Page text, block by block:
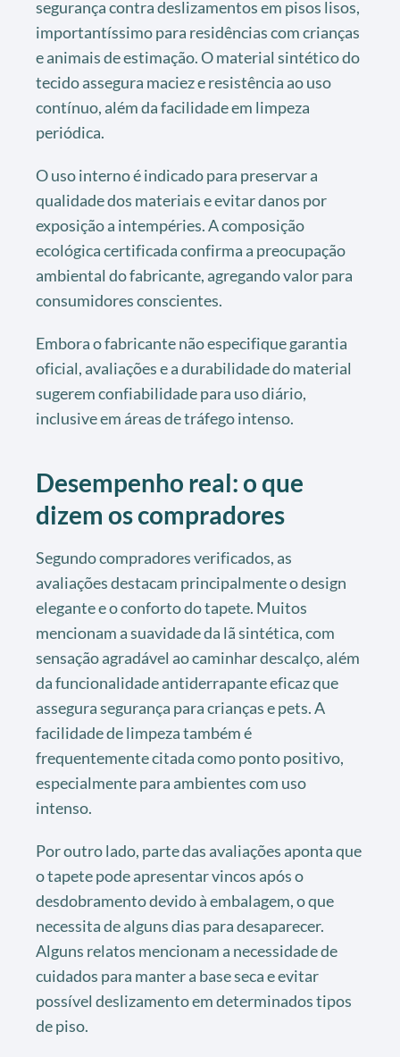
segurança contra deslizamentos em pisos lisos,
importantíssimo para residências com crianças
e animais de estimação. O material sintético do
tecido assegura maciez e resistência ao uso
contínuo, além da facilidade em limpeza
periódica.
O uso interno é indicado para preservar a
qualidade dos materiais e evitar danos por
exposição a intempéries. A composição
ecológica certificada confirma a preocupação
ambiental do fabricante, agregando valor para
consumidores conscientes.
Embora o fabricante não especifique garantia
oficial, avaliações e a durabilidade do material
sugerem confiabilidade para uso diário,
inclusive em áreas de tráfego intenso.
Desempenho real: o que
dizem os compradores
Segundo compradores verificados, as
avaliações destacam principalmente o design
elegante e o conforto do tapete. Muitos
mencionam a suavidade da lã sintética, com
sensação agradável ao caminhar descalço, além
da funcionalidade antiderrapante eficaz que
assegura segurança para crianças e pets. A
facilidade de limpeza também é
frequentemente citada como ponto positivo,
especialmente para ambientes com uso
intenso.
Por outro lado, parte das avaliações aponta que
o tapete pode apresentar vincos após o
desdobramento devido à embalagem, o que
necessita de alguns dias para desaparecer.
Alguns relatos mencionam a necessidade de
cuidados para manter a base seca e evitar
possível deslizamento em determinados tipos
de piso.